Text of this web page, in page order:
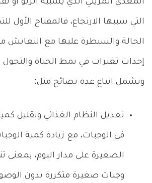
التي سببها الارتجاع، فالمفتاح الأول
الحالة والسيطرة عليها مع التعايش
إحداث تغيرات في نمط الحياة
ويشمل اتباع عدة نصائح مثل:
تعديل النظام الغذائي وتقليل
في الوجبات، مع زيادة كمية
الصغيرة على مدار اليوم، بمعنى
وجبات صغيرة متكررة بدون